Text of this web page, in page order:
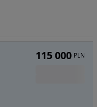
115 000 PLN